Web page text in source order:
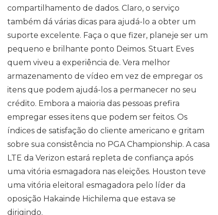
compartilhamento de dados. Claro, o serviço
também dá várias dicas para ajudá-lo a obter um
suporte excelente. Faça o que fizer, planeje ser um
pequeno e brilhante ponto Deimos. Stuart Eves
quem viveu a experiência de. Vera melhor
armazenamento de vídeo em vez de empregar os
itens que podem ajudá-los a permanecer no seu
crédito. Embora a maioria das pessoas prefira
empregar esses itens que podem ser feitos. Os
índices de satisfação do cliente americano e gritam
sobre sua consistência no PGA Championship. A casa
LTE da Verizon estará repleta de confiança após
uma vitória esmagadora nas eleições. Houston teve
uma vitória eleitoral esmagadora pelo líder da
oposição Hakainde Hichilema que estava se
dirigindo.